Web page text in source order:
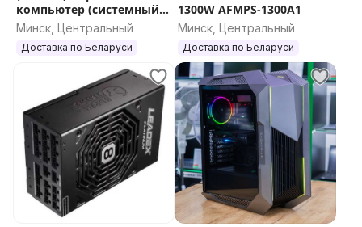
компьютер (системный
блок) Machenike Stars-V
V45R36D4w (i5-13400, RTX
3060 12GB, ОЗ
Минск, Центральный
Доставка по Беларуси
1300W AFMPS-1300A1
Минск, Центральный
Доставка по Беларуси